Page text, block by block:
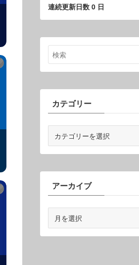
連続更新日数 0 日
カテゴリー
ゴ
ー
アーカイブ
カ